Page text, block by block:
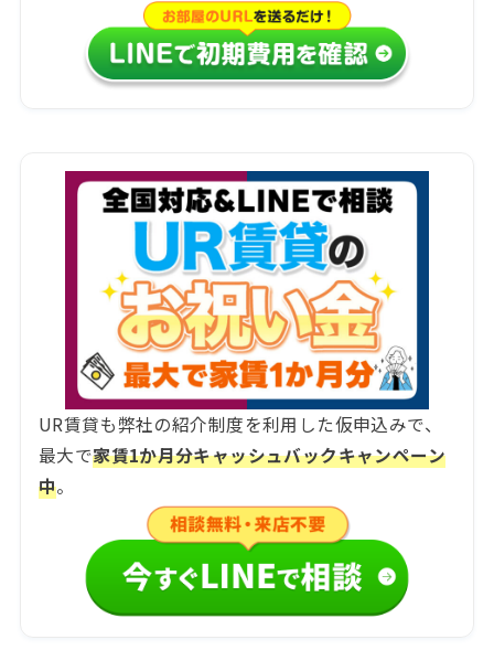
UR賃貸も弊社の紹介制度を利用した仮申込みで、
最大で家賃1か月分キャッシュバックキャンペーン
中。